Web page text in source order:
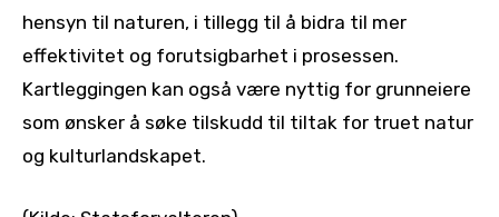
hensyn til naturen, i tillegg til å bidra til mer
effektivitet og forutsigbarhet i prosessen.
Kartleggingen kan også være nyttig for grunneiere
som ønsker å søke tilskudd til tiltak for truet natur
og kulturlandskapet.